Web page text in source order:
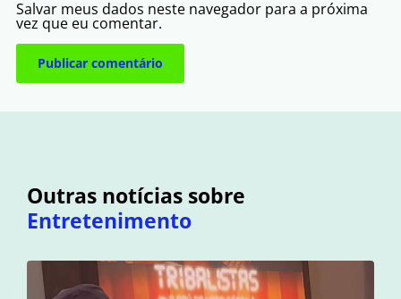
Salvar meus dados neste navegador para a próxima
vez que eu comentar.
Outras notícias sobre
Entretenimento